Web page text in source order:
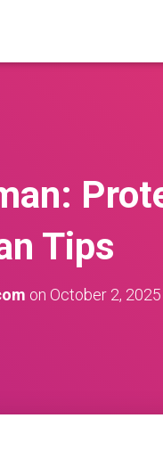
Tips
on October 2, 2025